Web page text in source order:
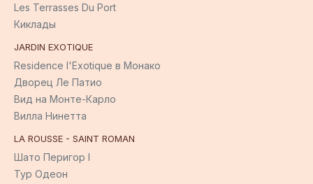
Les Terrasses Du Port
Киклады
JARDIN EXOTIQUE
Residence l'Exotique в Монако
Дворец Ле Патио
Вид на Монте-Карло
Вилла Нинетта
LA ROUSSE - SAINT ROMAN
Шато Перигор I
Тур Одеон